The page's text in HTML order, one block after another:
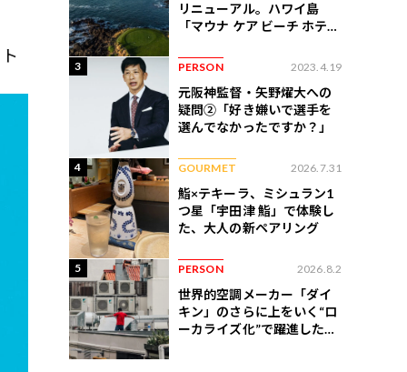
リニューアル。ハワイ島
「マウナ ケア ビーチ ホテ
3 PERSON 2023.4.19
元阪神監督・矢野燿大への
疑問②「好き嫌いで選手を
選んでなかったですか？」
4 GOURMET 2026.7.31
鮨×テキーラ、ミシュラン1
つ星「宇田津 鮨」で体験し
た、大人の新ペアリング
5 PERSON 2026.8.2
世界的空調メーカー「ダイ
キン」のさらに上をいく“ロ
ーカライズ化”で躍進したイ